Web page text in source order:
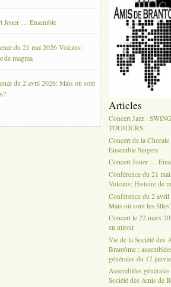
Jouer … Ensemble
du 21 mai 2026 Volcans:
de magma
du 2 avril 2026: Mais où sont
Articles
Concert Jazz : SWING
TOUJOURS
Concert de la
Ensemble Singers
Concert Jouer …
Conférence du 21
Volcans: Histoire de
Conférence du 2 avril
Mais où sont les
Concert le 22 mars
en miroir
Vie de la Société des
Brantôme :
générales du 17
Assemblées
Société des Amis de